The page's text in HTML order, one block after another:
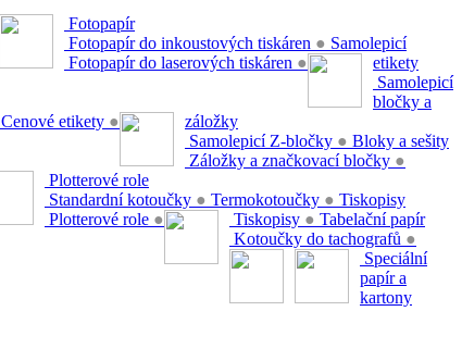
Fotopapír
Fotopapír do inkoustových tiskáren ●
Fotopapír do laserových tiskáren ●
Samolepicí
etikety
Cenové etikety ●
Samolepicí
bločky a
záložky
Samolepicí Z-bločky ●
Záložky a značkovací bločky ●
Bloky a sešity
Plotterové role
Standardní kotoučky ● Termokotoučky ●
Plotterové role ●
Tiskopisy
Tiskopisy ●
Kotoučky do tachografů ●
Tabelační papír
Speciální
papír a
kartony